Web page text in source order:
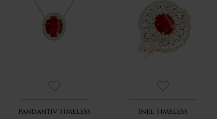
Pandantiv TIMELESS Inel TIMELESS